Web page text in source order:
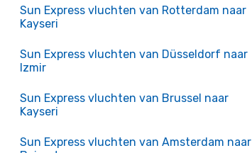
Sun Express vluchten van Rotterdam naar
Kayseri
Sun Express vluchten van Düsseldorf naar
Izmir
Sun Express vluchten van Brussel naar
Kayseri
Sun Express vluchten van Amsterdam naar